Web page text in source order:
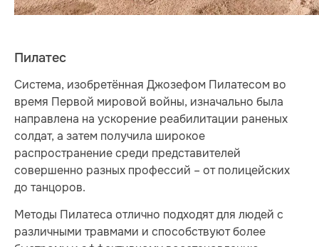
Пилатес
Система, изобретённая Джозефом Пилатесом во
время Первой мировой войны, изначально была
направлена на ускорение реабилитации раненых
солдат, а затем получила широкое
распространение среди представителей
совершенно разных профессий – от полицейских
до танцоров.
Методы Пилатеса отлично подходят для людей с
различными травмами и способствуют более